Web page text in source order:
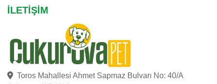
İLETIŞIM
Toros Mahallesi Ahmet Sapmaz Bulvarı No: 40/A